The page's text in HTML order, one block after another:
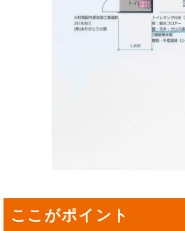
ここがポイント